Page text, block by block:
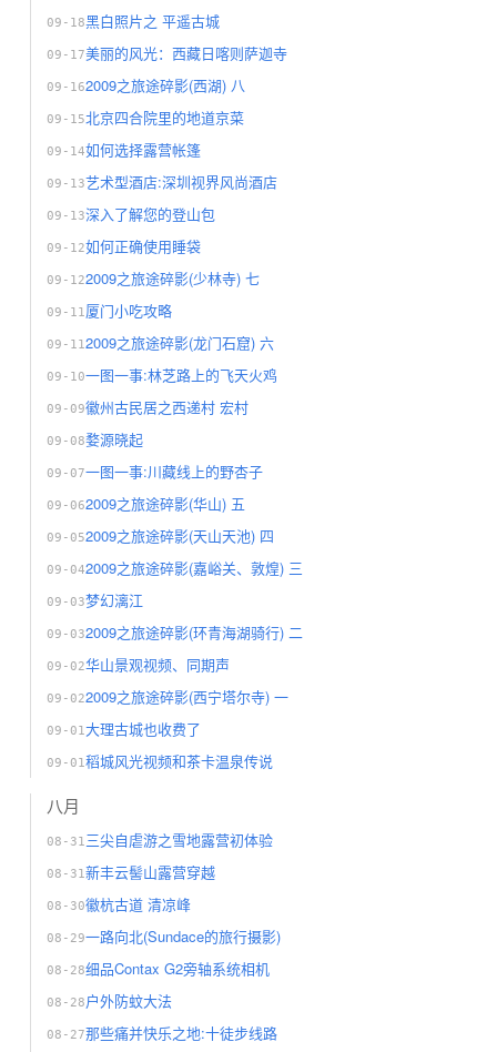
09-18黑白照片之 平遥古城
09-17美丽的风光：西藏日喀则萨迦寺
09-162009之旅途碎影(西湖) 八
09-15北京四合院里的地道京菜
09-14如何选择露营帐篷
09-13艺术型酒店:深圳视界风尚酒店
09-13深入了解您的登山包
09-12如何正确使用睡袋
09-122009之旅途碎影(少林寺) 七
09-11 厦门小吃攻略
09-11 2009之旅途碎影(龙门石窟) 六
09-10一图一事:林芝路上的飞天火鸡
09-09徽州古民居之西递村 宏村
09-08婺源晓起
09-07一图一事:川藏线上的野杏子
09-062009之旅途碎影(华山) 五
09-052009之旅途碎影(天山天池) 四
09-042009之旅途碎影(嘉峪关、敦煌) 三
09-03梦幻漓江
09-032009之旅途碎影(环青海湖骑行) 二
09-02华山景观视频、同期声
09-022009之旅途碎影(西宁塔尔寺) 一
09-01 大理古城也收费了
09-01 稻城风光视频和茶卡温泉传说
八月
08-31 三尖自虐游之雪地露营初体验
08-31 新丰云髻山露营穿越
08-30徽杭古道 清凉峰
08-29一路向北(Sundace的旅行摄影)
08-28细品Contax G2旁轴系统相机
08-28户外防蚊大法
08-27那些痛并快乐之地:十徒步线路